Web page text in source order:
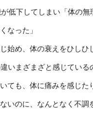
低下してしまい「体の無
なった」
始め、体の衰えをひしひ
いまざまざと感じている
ても、体に痛みを感じた
いのに、なんとなく不調